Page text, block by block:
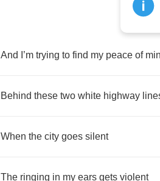
And ’m trying to find my peace of
Behind these two white highway
When the city goes silent
The ringing in my ears gets violent